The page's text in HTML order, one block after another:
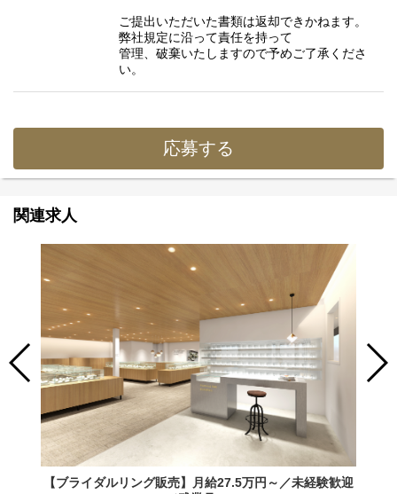
ご提出いただいた書類は返却できかねます。
弊社規定に沿って責任を持って
管理、破棄いたしますので予めご了承くださ
い。
応募する
関連求人
【ブライダルリング販売】月給27.5万円～／未経験歓迎